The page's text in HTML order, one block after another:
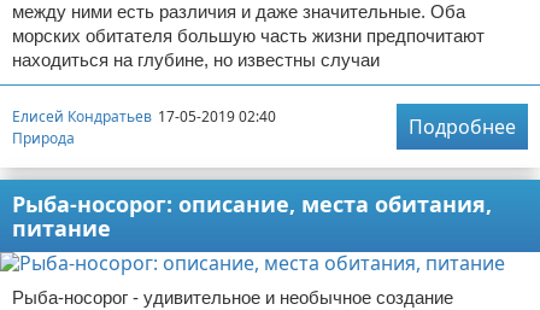
между ними есть различия и даже значительные. Оба
морских обитателя большую часть жизни предпочитают
находиться на глубине, но известны случаи
Елисей Кондратьев 17-05-2019 02:40
Природа
Подробнее
Рыба-носорог: описание, места обитания,
питание
Рыба-носорог - удивительное и необычное создание